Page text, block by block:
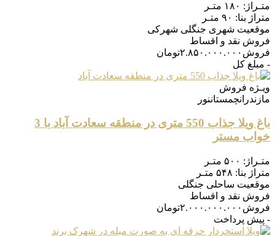
متـراژ: ۱۸۰ متـر
متراژ بنا: ۹۰ متـر
موقعیت شهری جنگلی شهرکی
فروش نقد و اقساط
فروش ۲.۸۵۰.۰۰۰.۰۰۰تومان
- مبلغ کل
ویـژه فروش
مازندرانچمستاننور
باغ ویلا جذاب 550 متری در منطقه سعادت آباد با 3
خواب مستر
متـراژ: ۵۰۰ متـر
متراژ بنا: ۵۴۸ متـر
موقعیت ساحلی جنگلی
فروش نقد و اقساط
فروش ۲.۰۰۰.۰۰۰.۰۰۰تومان
- پیش پرداخت